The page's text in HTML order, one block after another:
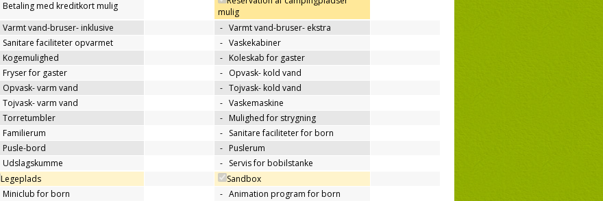
Betaling med kreditkort mulig
mulig
Varmt vand-bruser- inklusive - Varmt vand-bruser- ekstra
Sanitare faciliteter opvarmet - Vaskekabiner
Kogemulighed - Koleskab for gaster
Fryser for gaster - Opvask- kold vand
Opvask- varm vand - Tojvask- kold vand
Tojvask- varm vand - Vaskemaskine
Torretumbler - Mulighed for strygning
Familierum - Sanitare faciliteter for born
Pusle-bord - Puslerum
Udslagskumme - Servis for bobilstanke
Legeplads
Sandbox
Miniclub for born - Animation program for born